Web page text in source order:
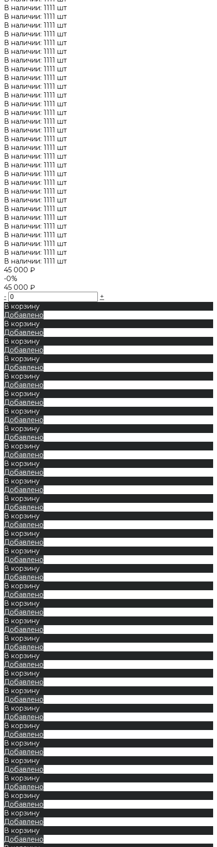
В наличии: 1111 шт
В наличии: 1111 шт
В наличии: 1111 шт
В наличии: 1111 шт
В наличии: 1111 шт
В наличии: 1111 шт
В наличии: 1111 шт
В наличии: 1111 шт
В наличии: 1111 шт
В наличии: 1111 шт
В наличии: 1111 шт
В наличии: 1111 шт
В наличии: 1111 шт
В наличии: 1111 шт
В наличии: 1111 шт
В наличии: 1111 шт
В наличии: 1111 шт
В наличии: 1111 шт
В наличии: 1111 шт
В наличии: 1111 шт
В наличии: 1111 шт
В наличии: 1111 шт
В наличии: 1111 шт
В наличии: 1111 шт
В наличии: 1111 шт
В наличии: 1111 шт
В наличии: 1111 шт
В наличии: 1111 шт
В наличии: 1111 шт
В наличии: 1111 шт
45 000 ₽
-0%
45 000 ₽
-
+
В корзину
Добавлено
В корзину
Добавлено
В корзину
Добавлено
В корзину
Добавлено
В корзину
Добавлено
В корзину
Добавлено
В корзину
Добавлено
В корзину
Добавлено
В корзину
Добавлено
В корзину
Добавлено
В корзину
Добавлено
В корзину
Добавлено
В корзину
Добавлено
В корзину
Добавлено
В корзину
Добавлено
В корзину
Добавлено
В корзину
Добавлено
В корзину
Добавлено
В корзину
Добавлено
В корзину
Добавлено
В корзину
Добавлено
В корзину
Добавлено
В корзину
Добавлено
В корзину
Добавлено
В корзину
Добавлено
В корзину
Добавлено
В корзину
Добавлено
В корзину
Добавлено
В корзину
Добавлено
В корзину
Добавлено
В корзину
Добавлено